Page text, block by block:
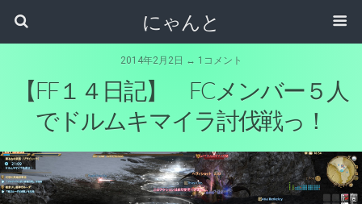
にゃんと
2014年2月2日 ↔ 1コメント
【FF１４日記】 FCメンバー５人
でドルムキマイラ討伐戦っ！